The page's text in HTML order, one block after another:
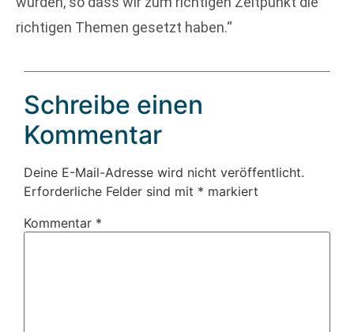
richtigen Themen gesetzt haben.“
Schreibe einen
Kommentar
Deine E-Mail-Adresse wird nicht veröffentlicht.
Erforderliche Felder sind mit * markiert
Kommentar *